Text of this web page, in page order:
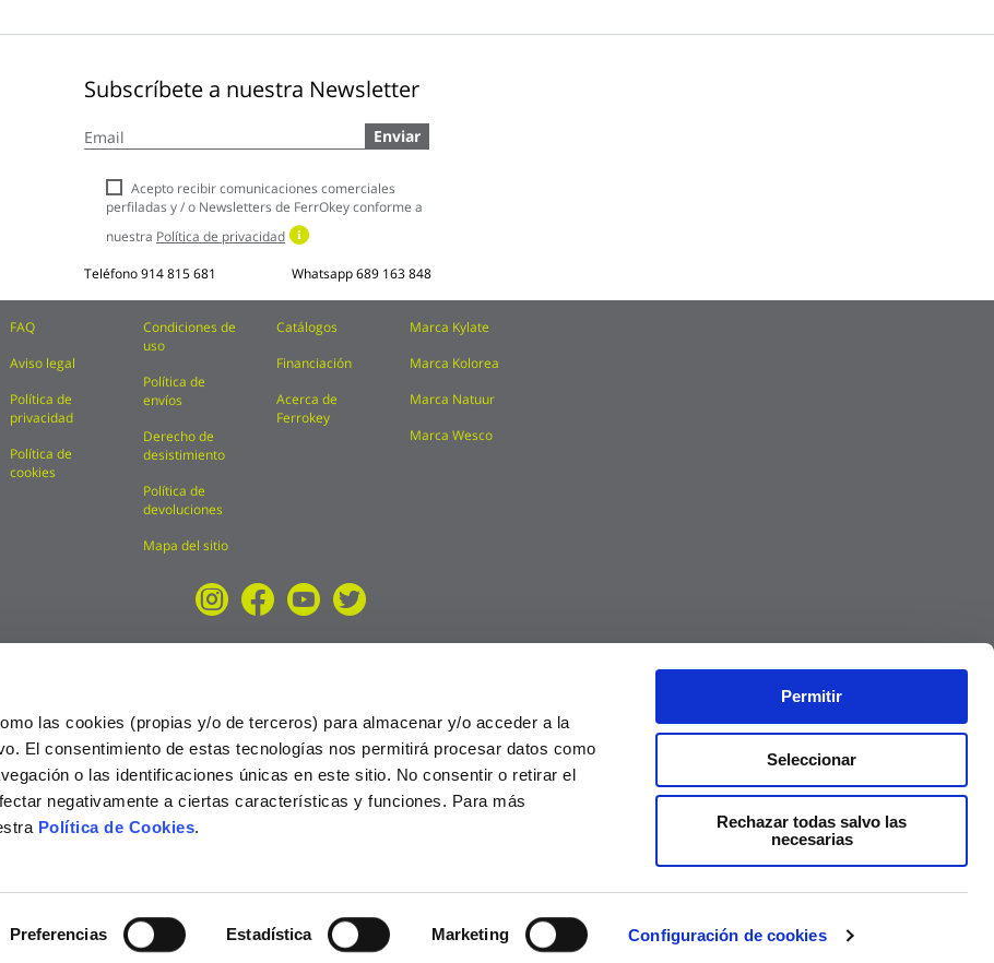
las cookies (propias y/o de terceros) para almacenar y/o acceder a la
El consentimiento de estas tecnologías nos permitirá procesar datos como
o las identificaciones únicas en este sitio. No consentir o retirar el
negativamente a ciertas características y funciones. Para más
Política de Cookies.
Preferencias Estadística Marketing Configuración de cookies
Permitir
Seleccionar
Rechazar todas salvo las
necesarias
Subscríbete a nuestra Newsletter
a
boletín
noticias:
Enviar
Acepto recibir comunicaciones comerciales
perfiladas y / o Newsletters de FerrOkey conforme a
nuestra Política de privacidad
Teléfono914 815 681 Whatsapp689 163 848
FAQ
Aviso legal
Política de
privacidad
Política de
cookies
Condiciones de
uso
Política de
envíos
Derecho de
desistimiento
Política de
devoluciones
Mapa del sitio
Catálogos
Financiación
Acerca de
Ferrokey
Marca Kylate
Marca Kolorea
Marca Natuur
Marca Wesco
2025 Precios válidos solo en la web, no en tienda